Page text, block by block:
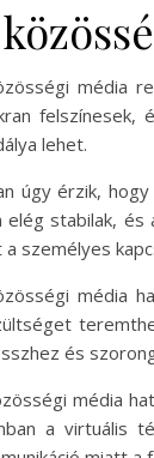
média
felszínesek,
lehet.
úgy érzik,
elég stabilak, és
a személyes
média
és
média
a virtuális